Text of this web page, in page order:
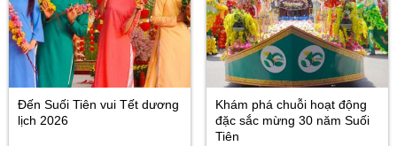
Đến Suối Tiên vui Tết dương
lịch 2026
Khám phá chuỗi hoạt động
đặc sắc mừng 30 năm Suối
Tiên